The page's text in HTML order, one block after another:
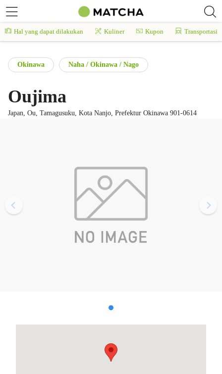
Hal yang dapat dilakukan Kuliner Kupon Transportasi
Okinawa Naha / Okinawa / Nago
Oujima
Japan, Ou, Tamagusuku, Kota Nanjo, Prefektur Okinawa 901-0614